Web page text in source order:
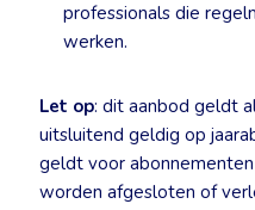
professionals die
werken.
Let op: dit aanbod geldt
uitsluitend geldig op
geldt voor
worden afgesloten of